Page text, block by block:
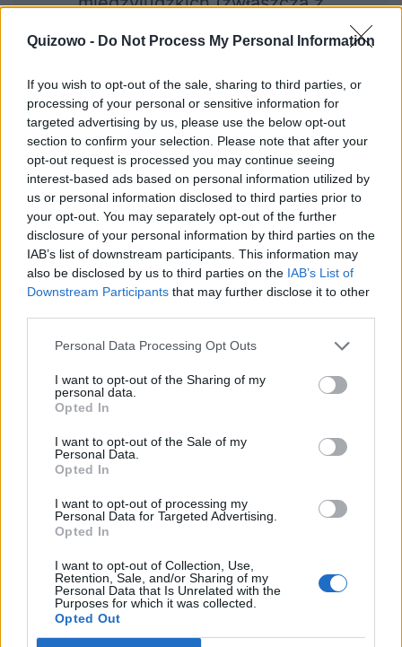
Quizowo - Do Not Process My Personal Information
If you wish to opt-out of the sale, sharing to third parties, or
processing of your personal or sensitive information for
targeted advertising by us, please use the below opt-out
section to confirm your selection. Please note that after your
opt-out request is processed you may continue seeing
interest-based ads based on personal information utilized by
us or personal information disclosed to third parties prior to
your opt-out. You may separately opt-out of the further
disclosure of your personal information by third parties on the
IAB’s list of downstream participants. This information may
also be disclosed by us to third parties on the IAB’s List of
Downstream Participants that may further disclose it to other
Personal Data Processing Opt Outs
I want to opt-out of the Sharing of my
personal data.
Opted In
I want to opt-out of the Sale of my
Personal Data.
Opted In
I want to opt-out of processing my
Personal Data for Targeted Advertising.
Opted In
I want to opt-out of Collection, Use,
Retention, Sale, and/or Sharing of my
Personal Data that Is Unrelated with the
Purposes for which it was collected.
Opted Out
mężczyznami!), by osiągnąć swój cel. Jaka
Rozpocznij quiz
Jaka jest Twoja niewinna
słabostka?
Jaka uwodzicielka się w Tobie
Co sprawia, że ludzie